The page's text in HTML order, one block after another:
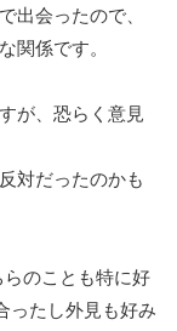
出会ったので、
関係です。
が、恐らく意見
対だったのかも
のことも特に好
ったし外見も好み